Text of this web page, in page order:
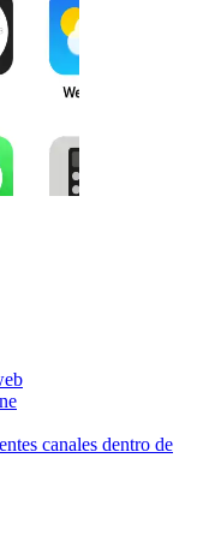
canales dentro de